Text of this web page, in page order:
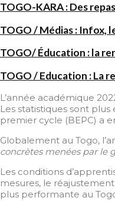
TOGO-KARA : Des
TOGO / Médias : Infox,
TOGO/ Éducation : la
TOGO / Education : La
L’année académique
Les statistiques sont
premier cycle (BEPC) a
Globalement au Togo,
concrètes menées par le
Les conditions
mesures, le
plus performante au